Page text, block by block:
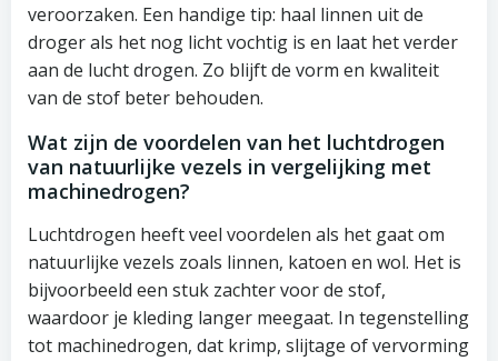
veroorzaken. Een handige tip: haal linnen uit de
droger als het nog licht vochtig is en laat het verder
aan de lucht drogen. Zo blijft de vorm en kwaliteit
van de stof beter behouden.
Wat zijn de voordelen van het luchtdrogen
van natuurlijke vezels in vergelijking met
machinedrogen?
Luchtdrogen heeft veel voordelen als het gaat om
natuurlijke vezels zoals linnen, katoen en wol. Het is
bijvoorbeeld een stuk zachter voor de stof,
waardoor je kleding langer meegaat. In tegenstelling
tot machinedrogen, dat krimp, slijtage of vervorming